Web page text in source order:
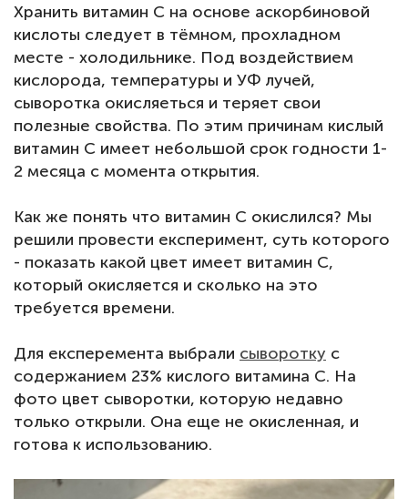
Хранить витамин С на основе аскорбиновой
кислоты следует в тёмном, прохладном
месте - холодильнике. Под воздействием
кислорода, температуры и УФ лучей,
сыворотка окисляеться и теряет свои
полезные свойства. По этим причинам кислый
витамин С имеет небольшой срок годности 1-
2 месяца с момента открытия.
Как же понять что витамин С окислился? Мы
решили провести експеримент, суть которого
- показать какой цвет имеет витамин С,
который окисляется и сколько на это
требуется времени.
Для експеремента выбрали сыворотку с
содержанием 23% кислого витамина С. На
фото цвет сыворотки, которую недавно
только открыли. Она еще не окисленная, и
готова к использованию.